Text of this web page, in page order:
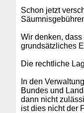
Schon jetzt
Wir denken,
grundsätzliches
Die rechtliche
In den
Bundes und
dann nicht
ist dies nicht der